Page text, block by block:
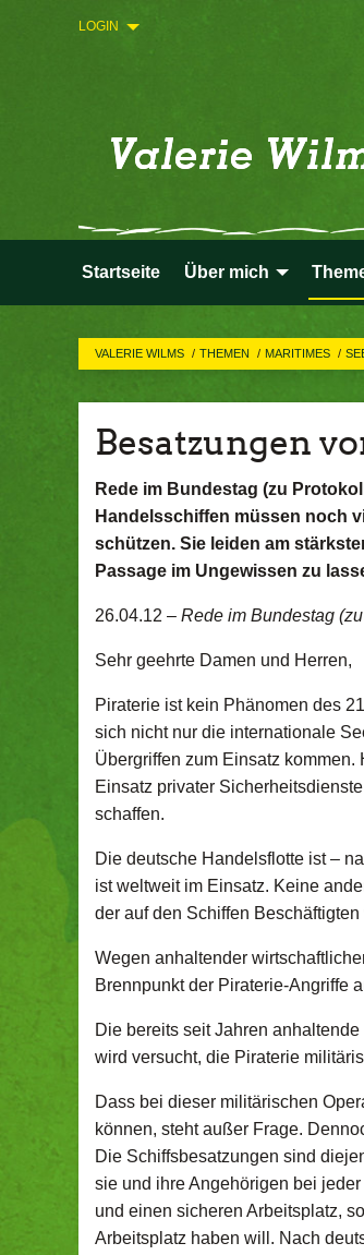
LOGIN
Startseite Über mich
VALERIE WILMS THEMEN MARITIMES
Besatzungen
Rede im Bundestag (zu
Handelsschiffen müssen noch
schützen. Sie leiden am
Passage im Ungewissen zu
26.04.12 – Rede im Bundestag
Sehr geehrte Damen und Herren,
Piraterie ist kein Phänomen des
sich nicht nur die internationale
Übergriffen zum Einsatz
Einsatz privater
schaffen.
Die deutsche Handelsflotte ist –
ist weltweit im Einsatz. Keine
der auf den Schiffen
Wegen anhaltender
Brennpunkt der Piraterie-Angriffe
Die bereits seit Jahren
wird versucht, die Piraterie
Dass bei dieser militärischen
können, steht außer Frage.
Die Schiffsbesatzungen sind
sie und ihre Angehörigen bei
und einen sicheren Arbeitsplatz,
Arbeitsplatz haben will. Nach